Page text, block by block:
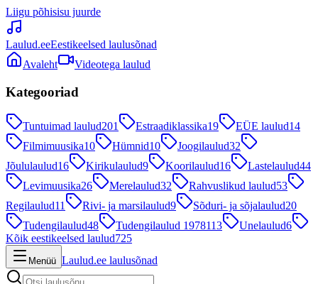
Liigu põhisisu juurde
Laulud.eeEestikeelsed laulusõnad
Avaleht
Videotega laulud
Kategooriad
Tuntuimad laulud201 Estraadiklassika19 EÜE laulud14
Filmimuusika10 Hümnid10 Joogilaulud32
Jõululaulud16 Kirikulaulud9 Koorilaulud16 Lastelaulud44
Levimuusika26 Merelaulud32 Rahvuslikud laulud53
Regilaulud11 Rivi- ja marsilaulud9 Sõduri- ja sõjalaulud20
Tudengilaulud48 Tudengilaulud 1978113 Unelaulud6
Kõik eestikeelsed laulud725
Menüü Laulud.ee laulusõnad